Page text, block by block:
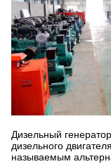
Дизельный
дизельного
называемым